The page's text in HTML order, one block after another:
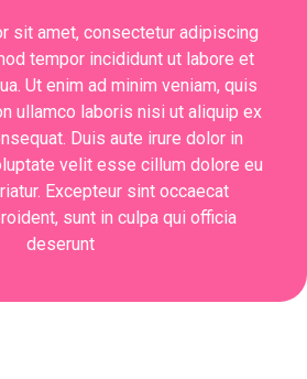
sit amet, consectetur adipiscing
tempor incididunt ut labore et
Ut enim ad minim veniam, quis
ullamco laboris nisi ut aliquip ex
Duis aute irure dolor in
velit esse cillum dolore eu
Excepteur sint occaecat
sunt in culpa qui officia
deserunt